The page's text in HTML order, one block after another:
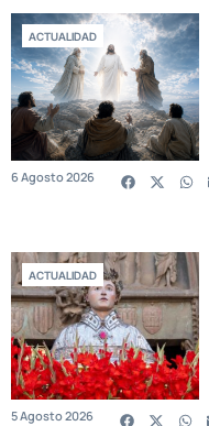
ACTUALIDAD
6 Agosto 2026
ACTUALIDAD
5 Agosto 2026